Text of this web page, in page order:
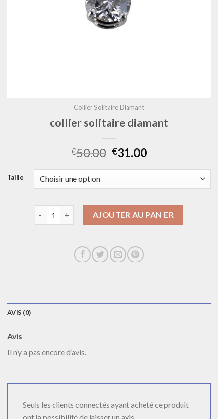
Collier Solitaire Diamant
collier solitaire diamant
€50.00 €31.00
Taille
AJOUTER AU PANIER
AVIS (0)
Avis
Il n’y a pas encore d’avis.
Seuls les clients connectés ayant acheté ce produit
ont la possibilité de laisser un avis.